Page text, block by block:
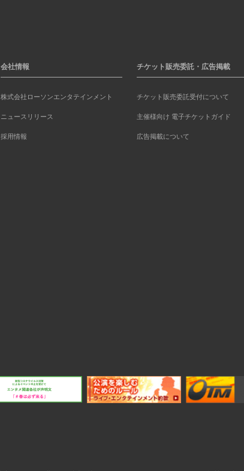
会社情報
株式会社ローソンエンタテインメント
ニュースリリース
採用情報
チケット販売委託・広告掲載
チケット販売委託受付について
主催様向け 電子チケットガイド
広告掲載について